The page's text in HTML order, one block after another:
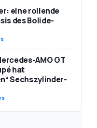
eine rollende
des Bolide-
AMG GT
hat
Sechszylinder-